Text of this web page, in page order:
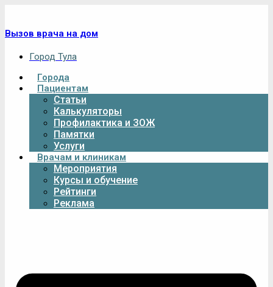
Вызов врача на дом
Город Тула
Города
Пациентам
Статьи
Калькуляторы
Профилактика и ЗОЖ
Памятки
Услуги
Врачам и клиникам
Мероприятия
Курсы и обучение
Рейтинги
Реклама